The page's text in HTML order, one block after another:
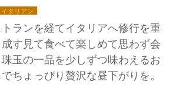
イタリアン
ランを経てイタリアへ修行を重
す見て食べて楽しめて思わず会
玉の一品を少しずつ味わえるお
ちょっぴり贅沢な昼下がりを。